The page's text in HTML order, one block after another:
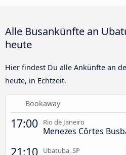
Alle Busankünfte an
heute
Hier findest Du alle Ankünfte an
heute, in Echtzeit.
Bookaway
17:00 Rio de Janeiro
Menezes Côrtes
21:10 Ubatuba, SP